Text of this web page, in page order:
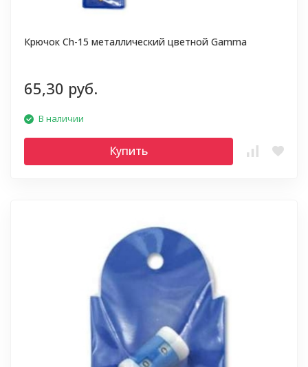
Крючок Ch-15 металлический цветной Gamma
65,30 руб.
В наличии
Купить